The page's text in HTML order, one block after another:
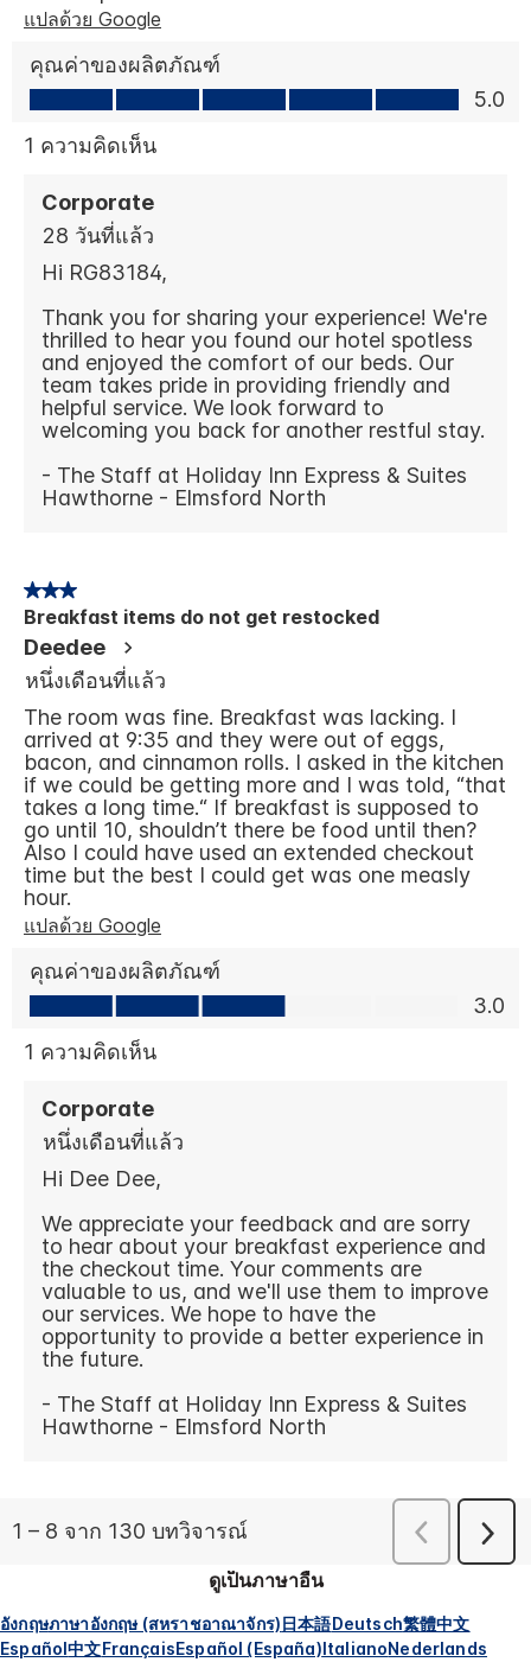
ดูเป็นภาษาอื่น
อังกฤษภาษาอังกฤษ (สหราชอาณาจักร)日本語Deutsch繁體中文
Español中文FrançaisEspañol (España)ItalianoNederlands